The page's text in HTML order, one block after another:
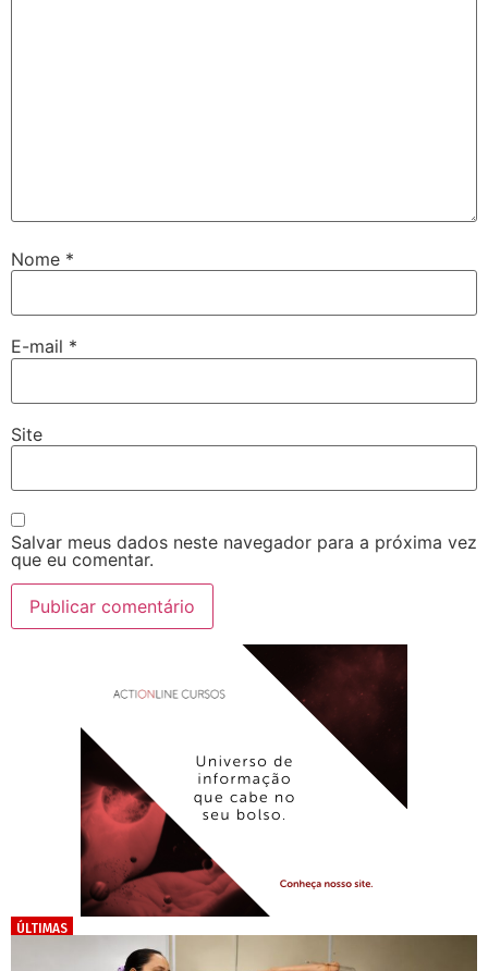
Nome *
E-mail *
Site
Salvar meus dados neste navegador para a próxima vez
que eu comentar.
ÚLTIMAS